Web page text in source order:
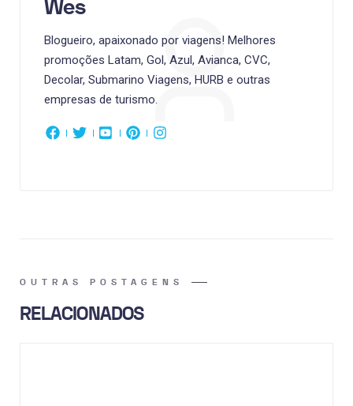
Wes
Blogueiro, apaixonado por viagens! Melhores
promoções Latam, Gol, Azul, Avianca, CVC,
Decolar, Submarino Viagens, HURB e outras
empresas de turismo.
OUTRAS POSTAGENS
RELACIONADOS